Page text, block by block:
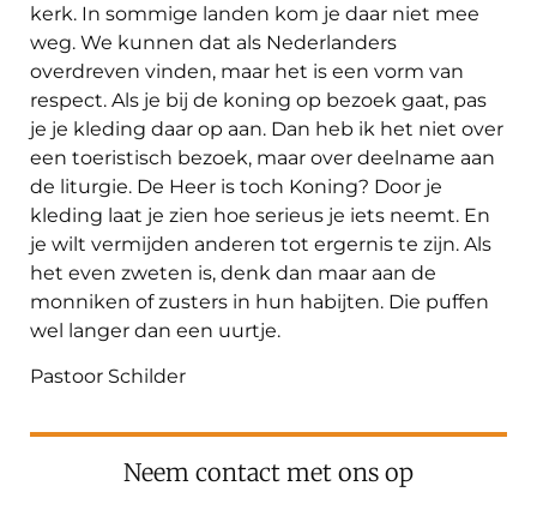
kerk. In sommige landen kom je daar niet mee
weg. We kunnen dat als Nederlanders
overdreven vinden, maar het is een vorm van
respect. Als je bij de koning op bezoek gaat, pas
je je kleding daar op aan. Dan heb ik het niet over
een toeristisch bezoek, maar over deelname aan
de liturgie. De Heer is toch Koning? Door je
kleding laat je zien hoe serieus je iets neemt. En
je wilt vermijden anderen tot ergernis te zijn. Als
het even zweten is, denk dan maar aan de
monniken of zusters in hun habijten. Die puffen
wel langer dan een uurtje.
Pastoor Schilder
Neem contact met ons op